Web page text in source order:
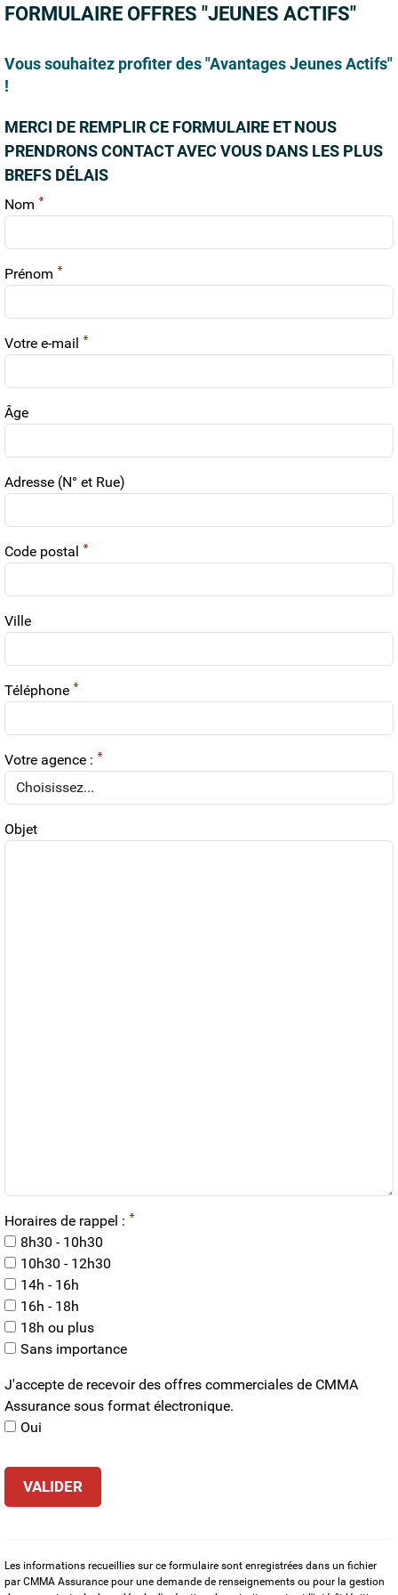
FORMULAIRE OFFRES "JEUNES ACTIFS"
Vous souhaitez profiter des "Avantages Jeunes Actifs"
!
MERCI DE REMPLIR CE FORMULAIRE ET NOUS
PRENDRONS CONTACT AVEC VOUS DANS LES PLUS
BREFS DÉLAIS
Nom
Prénom
Votre e-mail
Âge
Adresse (N° et Rue)
Code postal
Ville
Téléphone
Votre agence :
Objet
Horaires de rappel :
8h30 - 10h30
10h30 - 12h30
14h - 16h
16h - 18h
18h ou plus
Sans importance
J'accepte de recevoir des offres commerciales de CMMA
Assurance sous format électronique.
Oui
Les informations recueillies sur ce formulaire sont enregistrées dans un fichier
par CMMA Assurance pour une demande de renseignements ou pour la gestion